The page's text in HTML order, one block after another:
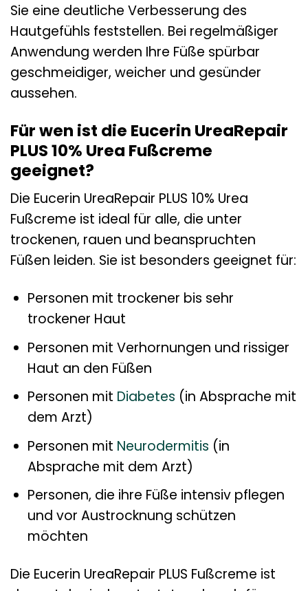
Sie eine deutliche Verbesserung des
Hautgefühls feststellen. Bei regelmäßiger
Anwendung werden Ihre Füße spürbar
geschmeidiger, weicher und gesünder
aussehen.
Für wen ist die Eucerin UreaRepair
PLUS 10% Urea Fußcreme
geeignet?
Die Eucerin UreaRepair PLUS 10% Urea
Fußcreme ist ideal für alle, die unter
trockenen, rauen und beanspruchten
Füßen leiden. Sie ist besonders geeignet für:
Personen mit trockener bis sehr
trockener Haut
Personen mit Verhornungen und rissiger
Haut an den Füßen
Personen mit Diabetes (in Absprache mit
dem Arzt)
Personen mit Neurodermitis (in
Absprache mit dem Arzt)
Personen, die ihre Füße intensiv pflegen
und vor Austrocknung schützen
möchten
Die Eucerin UreaRepair PLUS Fußcreme ist